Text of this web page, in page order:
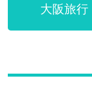
大阪旅行